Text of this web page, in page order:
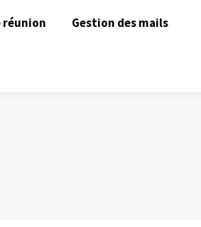
réunion Gestion des mails